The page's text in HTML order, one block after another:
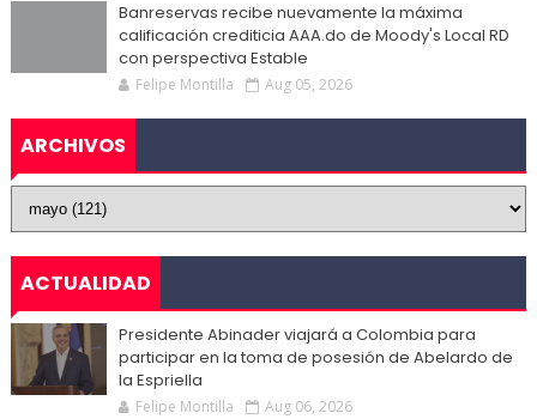
Banreservas recibe nuevamente la máxima
calificación crediticia AAA.do de Moody's Local RD
con perspectiva Estable
Felipe Montilla Aug 05, 2026
ARCHIVOS
ACTUALIDAD
Presidente Abinader viajará a Colombia para
participar en la toma de posesión de Abelardo de
la Espriella
Felipe Montilla Aug 06, 2026